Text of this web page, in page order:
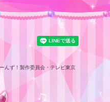
んず！製作委員会・テレビ東京